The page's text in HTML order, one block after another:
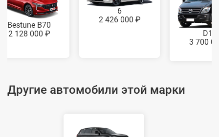
Bestune B70
2 128 000 ₽
6
2 426 000 ₽
D11
3 700
Другие автомобили этой марки